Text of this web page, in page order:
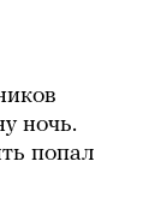
ночь.
попал